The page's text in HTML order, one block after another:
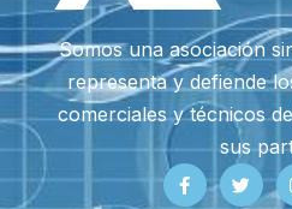
Somos una asociación
representa y defiende
comerciales y técnicos
sus